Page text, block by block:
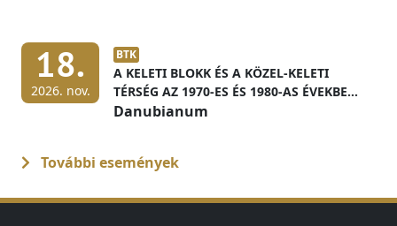
18.
2026. nov.
BTK
A KELETI BLOKK ÉS A KÖZEL-KELETI
TÉRSÉG AZ 1970-ES ÉS 1980-AS ÉVEKBEN
MAGYAR LEVÉLTÁRI FORRÁSOK
Danubianum
További események